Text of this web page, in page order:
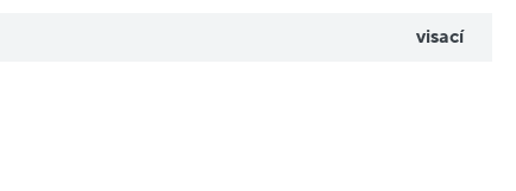
visací